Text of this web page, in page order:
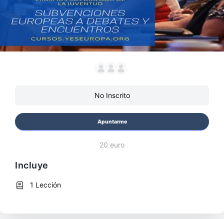
No Inscrito
Apuntarme
20 euro
Incluye
1 Lección